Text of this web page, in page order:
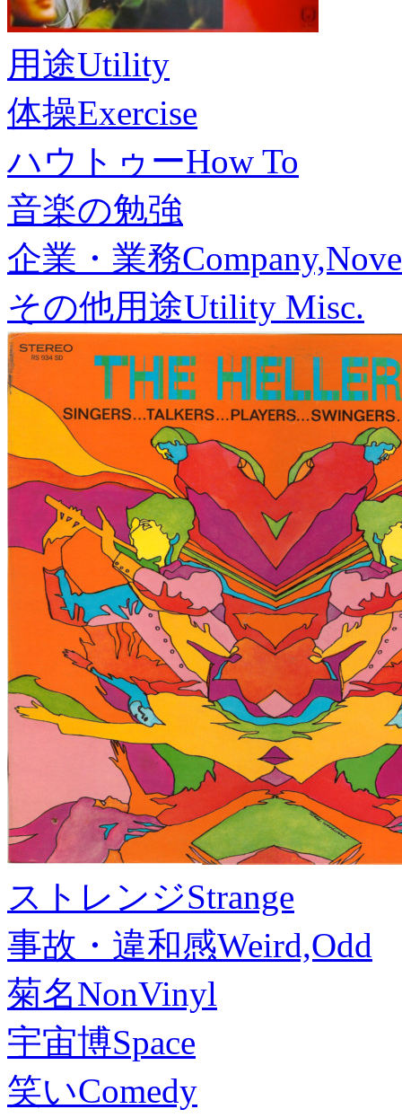
用途Utility
体操Exercise
ハウトゥーHow To
音楽の勉強
企業・業務
その他用途Utility Misc.
ストレンジStrange
事故・違和感Weird,Odd
菊名NonVinyl
宇宙博Space
笑いComedy